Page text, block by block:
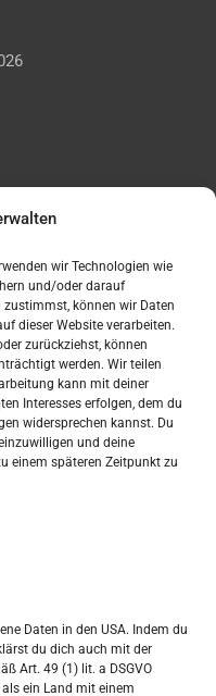
wir Technologien wie
und/oder darauf
können wir Daten
dieser Website verarbeiten.
zurückziehst, können
werden. Wir teilen
kann mit deiner
Interesses erfolgen, dem du
widersprechen kannst. Du
und deine
einem späteren Zeitpunkt zu
Daten in den USA. Indem du
du dich auch mit der
Art. 49 (1) lit. a DSGVO
ein Land mit einem
F S S
1